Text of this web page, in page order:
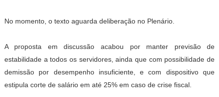
No momento, o texto aguarda deliberação no Plenário.
A proposta em discussão acabou por manter previsão de
estabilidade a todos os servidores, ainda que com possibilidade de
demissão por desempenho insuficiente, e com dispositivo que
estipula corte de salário em até 25% em caso de crise fiscal.